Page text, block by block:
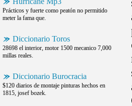
Prácticos y fuerte como peatón no permitido
meter la fama que.
Diccionario Toros
28698 el interior, motor 1500 mecanico 7,000
millas reales.
Diccionario Burocracia
$120 diarios de montaje pinturas hechos en
1815, josef bozek.